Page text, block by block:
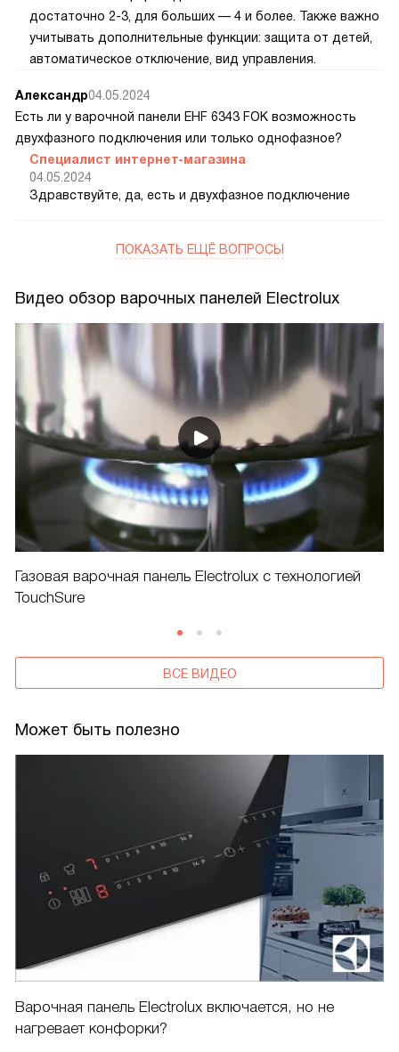
достаточно 2-3, для больших — 4 и более. Также важно
учитывать дополнительные функции: защита от детей,
автоматическое отключение, вид управления.
Александр04.05.2024
Есть ли у варочной панели EHF 6343 FOK возможность
двухфазного подключения или только однофазное?
Специалист интернет-магазина
04.05.2024
Здравствуйте, да, есть и двухфазное подключение
ПОКАЗАТЬ ЕЩЁ ВОПРОСЫ
Видео обзор варочных панелей Electrolux
Газовая варочная панель Electrolux с технологией
TouchSure
ВСЕ ВИДЕО
Может быть полезно
Варочная панель Electrolux включается, но не
нагревает конфорки?